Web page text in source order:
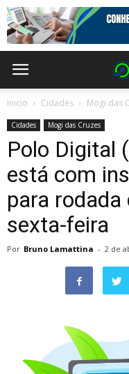
Inicio Cidades Mogi das
Cidades Mogi das Cruzes
Polo Digital
está com
para
sexta-feira
Por Bruno Lamattina - 2 de